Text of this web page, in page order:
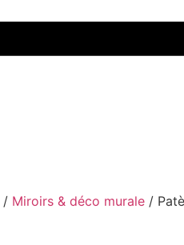
/ Miroirs & déco murale /